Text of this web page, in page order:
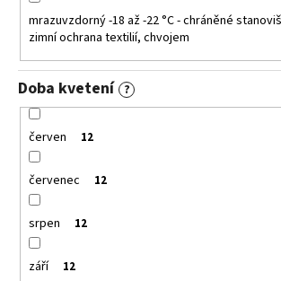
mrazuvzdorný -18 až -22 °C - chráněné
zimní ochrana textilií, chvojem
Doba kvetení ?
červen 12
červenec 12
srpen 12
září 12